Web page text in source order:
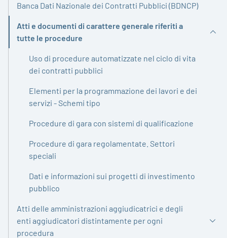
Banca Dati Nazionale dei Contratti Pubblici (BDNCP)
Atti e documenti di carattere generale riferiti a
tutte le procedure
Attivo
Uso di procedure automatizzate nel ciclo di vita
dei contratti pubblici
Elementi per la programmazione dei lavori e dei
servizi - Schemi tipo
Procedure di gara con sistemi di qualificazione
Procedure di gara regolamentate. Settori
speciali
Dati e informazioni sui progetti di investimento
pubblico
Atti delle amministrazioni aggiudicatrici e degli
enti aggiudicatori distintamente per ogni
procedura